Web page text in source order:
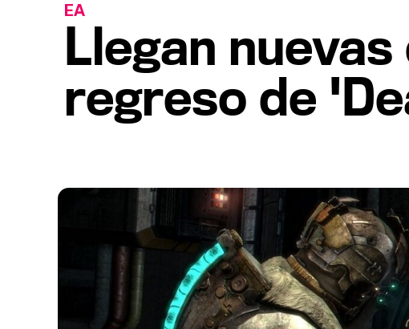
Llegan
regreso de
EA